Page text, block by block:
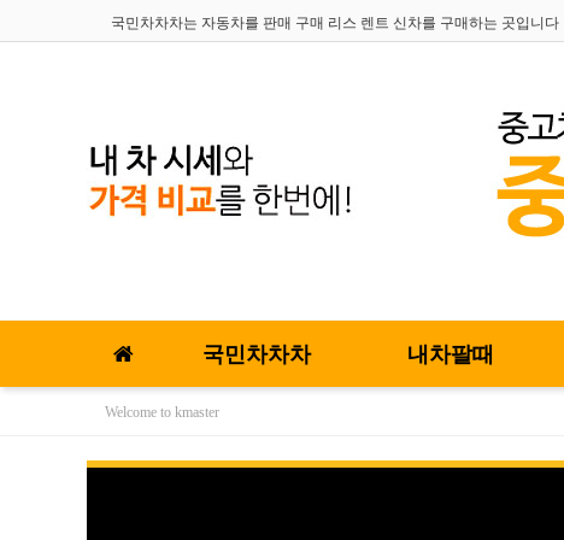
국민차차차는 자동차를 판매 구매 리스 렌트 신차를 구매하는 곳입니다
국민차차차 내차팔때
Welcome to kmaster